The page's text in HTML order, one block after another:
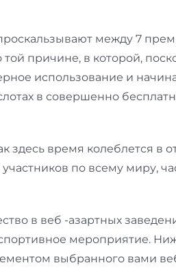
между 7
причине, в которой,
использование и
в совершенно
здесь время колеблется
по всему миру,
в веб -азартных
мероприятие.
выбранного вами